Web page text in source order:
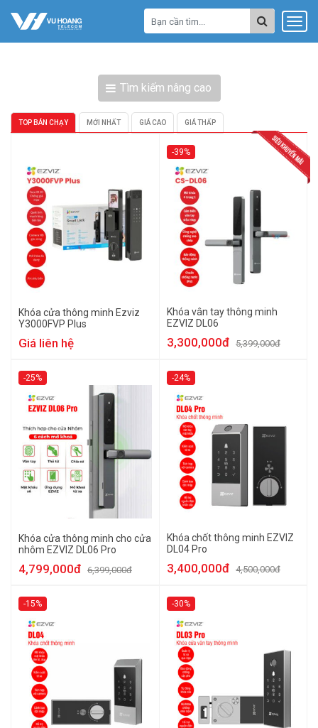
Tìm kiếm nâng cao
TOP BÁN CHẠY MỚI NHẤT GIÁ CAO GIÁ THẤP
Khóa cửa thông minh Ezviz
Y3000FVP Plus
Giá liên hệ
-39%
Khóa vân tay thông minh
EZVIZ DL06
3,300,000đ 5,399,000đ
-25%
Khóa cửa thông minh cho cửa
nhôm EZVIZ DL06 Pro
4,799,000đ 6,399,000đ
-24%
Khóa chốt thông minh EZVIZ
DL04 Pro
3,400,000đ 4,500,000đ
-15% -30%